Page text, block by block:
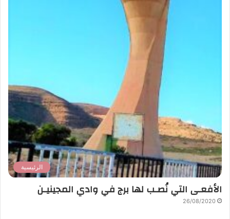
الرئيسية
الأفعـى التي نُصـب لها برج في وادي المجينيـن
26/08/2020